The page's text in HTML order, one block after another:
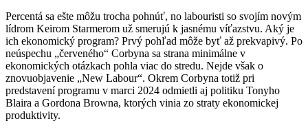
Percentá sa ešte môžu trocha pohnúť, no labouristi so svojím novým
lídrom Keirom Starmerom už smerujú k jasnému víťazstvu. Aký je
ich ekonomický program? Prvý pohľad môže byť až prekvapivý. Po
neúspechu „červeného“ Corbyna sa strana minimálne v
ekonomických otázkach pohla viac do stredu. Nejde však o
znovuobjavenie „New Labour“. Okrem Corbyna totiž pri
predstavení programu v marci 2024 odmietli aj politiku Tonyho
Blaira a Gordona Browna, ktorých vinia zo straty ekonomickej
produktivity.